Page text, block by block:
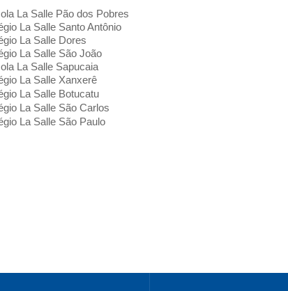
La Salle Pão dos Pobres
La Salle Santo Antônio
La Salle Dores
La Salle São João
La Salle Sapucaia
La Salle Xanxerê
La Salle Botucatu
La Salle São Carlos
La Salle São Paulo